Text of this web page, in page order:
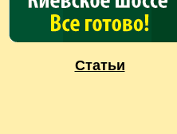
Статьи